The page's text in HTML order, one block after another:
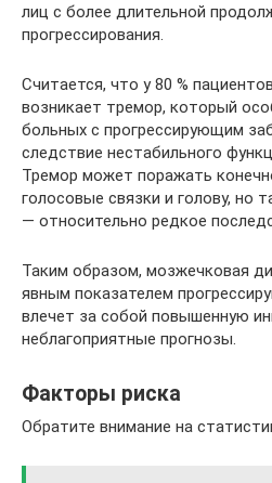
лиц с более длительной
прогрессирования.
Считается, что у 80 %
возникает тремор, который
больных с прогрессирующим
следствие нестабильного
Тремор может поражать
голосовые связки и голову, но
— относительно редкое
Таким образом, мозжечковая
явным показателем
влечет за собой повышенную
неблагоприятные прогнозы.
Факторы риска
Обратите внимание на